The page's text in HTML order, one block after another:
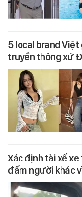
5 local brand
truyền thông xứ
Xác định tài xế
đấm người khác